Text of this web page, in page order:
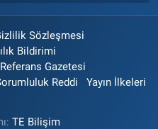
Sözleşmesi
Bildirimi
Gazetesi
Reddi Yayın İlkeleri
TE Bilişim